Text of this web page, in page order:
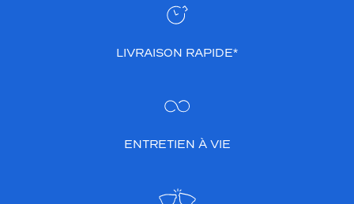
LIVRAISON RAPIDE*
ENTRETIEN À VIE